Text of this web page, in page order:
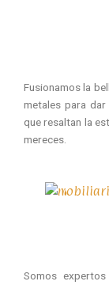
Fusionamos la
metales para
que resaltan la
mereces.
Somos